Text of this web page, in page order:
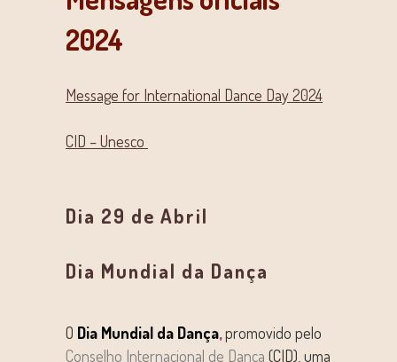
2024
Message for International Dance Day 2024
CID – Unesco
Dia 29 de Abril
Dia Mundial da Dança
O Dia Mundial da Dança,promovido pelo
Conselho Internacional de Dança (CID), uma